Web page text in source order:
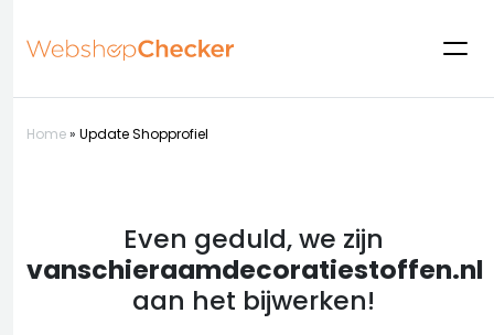
Home» Update Shopprofiel
Even geduld, we zijn
vanschieraamdecoratiestoffen.nl
aan het bijwerken!